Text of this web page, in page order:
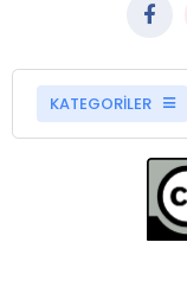
KATEGORİLER